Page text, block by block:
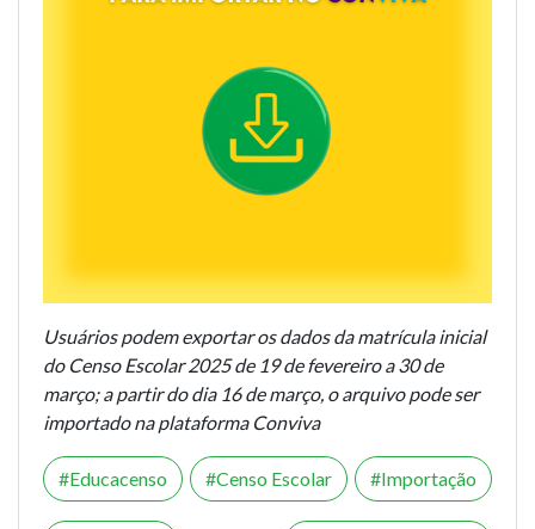
Usuários podem exportar os dados da matrícula inicial
do Censo Escolar 2025 de 19 de fevereiro a 30 de
março; a partir do dia 16 de março, o arquivo pode ser
importado na plataforma Conviva
Educacenso Censo Escolar Importação